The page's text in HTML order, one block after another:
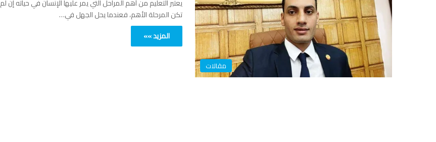
مقالات
يعتبر التعليم من أهم المراحل التي يمر عليها الإنسان في حياته إن لم
تكن المرحلة الأهم، فعندما يحل الجهل في…
المزيد »»